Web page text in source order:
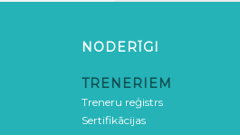
NODERĪGI
TRENERIEM
Treneru reģistrs
Sertifikācijas